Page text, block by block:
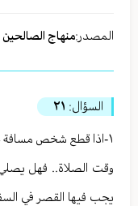
المصدر:منهاج الصالحين
السؤال: ٢١
١-اذا قطع شخص مسافة
وقت الصلاة.. فهل يصلي